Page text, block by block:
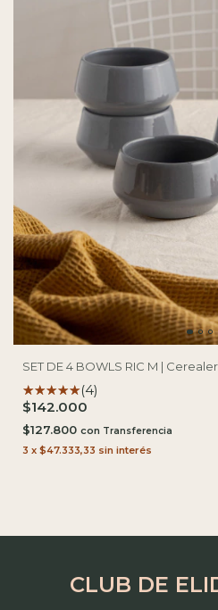
SET DE 4 BOWLS RIC M |
(4)
$142.000
$127.800 con
3 x $47.333,33 sin interés
CLUB DE